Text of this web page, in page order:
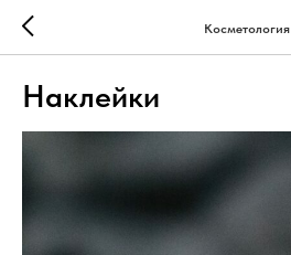
Косметология
Наклейки